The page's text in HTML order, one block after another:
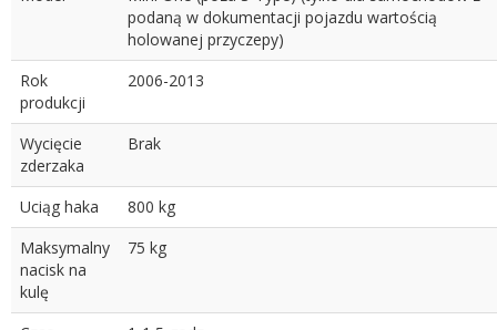
podaną w dokumentacji pojazdu wartością
holowanej przyczepy)
Rok
produkcji
2006-2013
Wycięcie
zderzaka
Brak
Uciąg haka
800 kg
Maksymalny
nacisk na
kulę
75 kg